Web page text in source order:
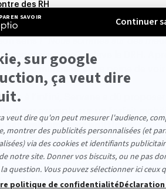
des RH
sens ! “
Nous sommes sur des
reconnaissance ”, relève la DRH.
minimaux sous peine de
à l’infini, Servane a dû
par exemple sur un forfait
est éminemment politique.
de wellness pour remercier ses
ou encore réflexologie pour
tout grâce à la qualité du service
la DRH.